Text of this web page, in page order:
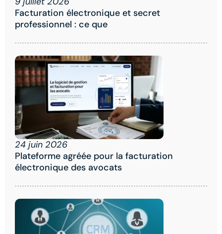
Facturation électronique et secret
professionnel : ce que
24 juin 2026
Plateforme agréée pour la facturation
électronique des avocats